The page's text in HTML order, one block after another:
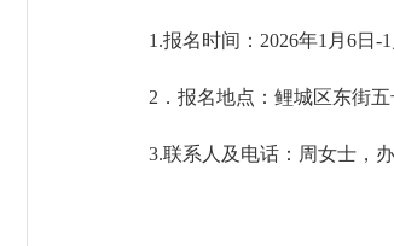
1.报名时间：2026年1月6日-
2．报名地点：鲤城区东街五
3.联系人及电话：周女士，办